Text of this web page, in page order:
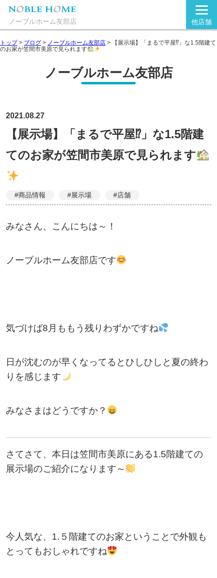
ノーブルホーム友部店 他店舗
トップ> ブログ > ノーブルホーム友部店 >
【展示場】「まるで平屋⁉」な1.5階建て
のお家が笠間市美原で見られます
ノーブルホーム友部店
2021.08.27
【展示場】「まるで平屋⁉」な1.5階建
てのお家が笠間市美原で見られます
#商品情報 #展示場 #店舗
みなさん、こんにちは～！
ノーブルホーム友部店です
気づけば8月ももう残りわずかですね
日が沈むのが早くなってるとひしひしと夏の終わ
りを感じます
みなさまはどうですか？
さてさて、本日は笠間市美原にある1.5階建ての
展示場のご紹介になります～
今人気な、1.５階建てのお家ということで外観も
とってもおしゃれですね